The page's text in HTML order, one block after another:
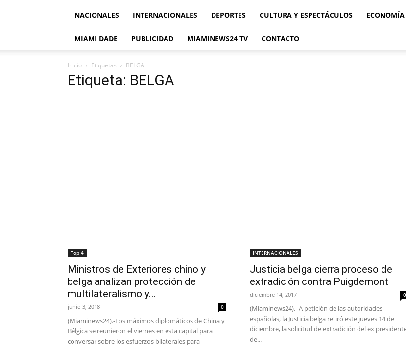
NACIONALES INTERNACIONALES DEPORTES CULTURA Y ESPECTÁCULOS
MIAMI DADE PUBLICIDAD MIAMINEWS24 TV CONTACTO
Inicio Etiquetas BELGA
Etiqueta: BELGA
Top 4
Ministros de Exteriores chino y
belga analizan protección de
multilateralismo y...
junio 3, 2018 0
(Miaminews24).-Los máximos diplomáticos de China y
Bélgica se reunieron el viernes en esta capital para
conversar sobre los esfuerzos bilaterales para
INTERNACIONALES
Justicia belga cierra proceso de
extradición contra Puigdemont
diciembre 14, 2017 0
(Miaminews24).- A petición de las autoridades
españolas, la Justicia belga retiró este jueves 14 de
diciembre, la solicitud de extradición del ex
de...